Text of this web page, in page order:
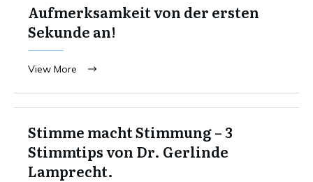
Aufmerksamkeit von der ersten
Sekunde an!
View More
Stimme macht Stimmung – 3
Stimmtips von Dr. Gerlinde
Lamprecht.